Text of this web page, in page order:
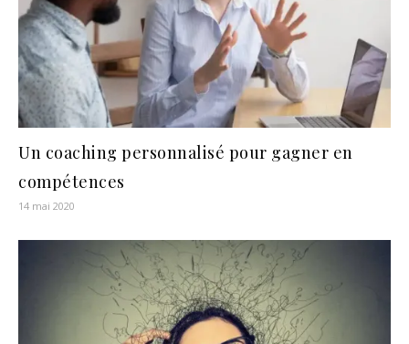
Un coaching personnalisé pour gagner en
compétences
14 mai 2020